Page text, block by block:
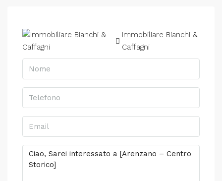
Immobiliare Bianchi &
Caffagni